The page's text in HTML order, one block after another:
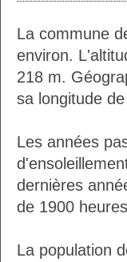
La commune
environ.
218 m.
sa longitude
Les années
dernières
de 1900
La population